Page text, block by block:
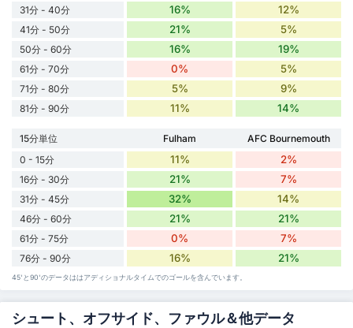
31分 - 40分 16% 12%
41分 - 50分 21% 5%
50分 - 60分 16% 19%
61分 - 70分 0% 5%
71分 - 80分 5% 9%
81分 - 90分 11% 14%
15分単位 Fulham
AFC Bournemouth
0 - 15分
11% 2%
16分 - 30分 21% 7%
31分 - 45分 32% 14%
46分 - 60分 21% 21%
61分 - 75分 0% 7%
76分 - 90分 16% 21%
45'と90'のデータははアディショナルタイムでのゴールを含んでいます。
シュート、オフサイド、ファウル＆他データ